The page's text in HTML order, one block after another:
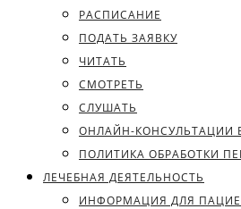
РАСПИСАНИЕ
ПОДАТЬ ЗАЯВКУ
ЧИТАТЬ
СМОТРЕТЬ
СЛУШАТЬ
ОНЛАЙН-КОНСУЛЬТАЦИИ
ПОЛИТИКА ОБРАБОТКИ
ЛЕЧЕБНАЯ ДЕЯТЕЛЬНОСТЬ
ИНФОРМАЦИЯ ДЛЯ